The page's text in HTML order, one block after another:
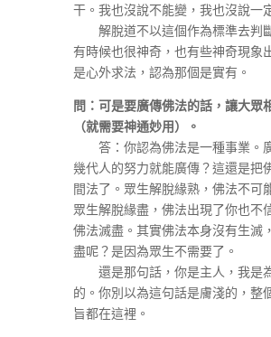
干。我也沒說不能變，我也沒說一
解脫道不以這個作為標準去判
有時候也很神奇，也有些神奇現象
是心外求法，認為那個是實有。
問：可是要廣傳佛法的話，讓大眾
（就需要神通妙用）。
答：你認為佛法是一種事業。
幾代人的努力就能廣傳？這還是把
間法了。眾生解脫緣熟，佛法不可
眾生解脫緣盡，佛法出現了你也不
佛法滅盡。其實佛法本身沒有生滅
盡呢？是因為眾生不需要了。
還是那句話，你是主人，我是
的。你別以為這句話是膚淺的，整
旨都在這裡。